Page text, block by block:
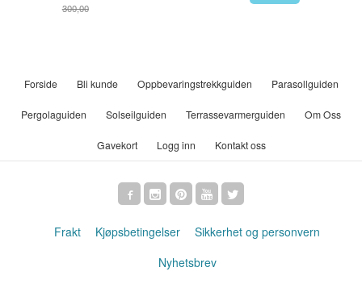
300,00
Forside Bli kunde Oppbevaringstrekkguiden Parasollguiden
Pergolaguiden Solseilguiden Terrassevarmerguiden Om Oss
Gavekort Logg inn Kontakt oss
Frakt Kjøpsbetingelser
Sikkerhet og personvern
Nyhetsbrev